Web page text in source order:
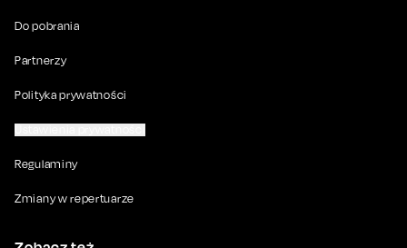
Do pobrania
Partnerzy
Polityka prywatności
Regulaminy
Zmiany w repertuarze